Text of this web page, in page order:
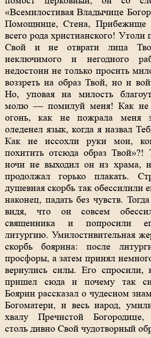
«Всемилостивая Владычице
Помощнице, Стена, Прибежище
всего рода христианского! Утоли
Свой и не отврати лица
неключимого и негодного
недостоин не только просить
воззреть на образ Твой, но и
Но, уповая на милость
молю — помилуй меня! Как не
огонь, как не пожрала меня
оледенел язык, когда я назвал
Как не иссохли руки мои,
похитить отсюда образ
ночи не выходил он из храма,
продолжал горько плакать.
душевная скорбь так обессилили
наконец, падать без чувств.
видя, что он совсем
священника и попросили
литургию. Умилостивительная
скорбь боярина: после
просфоры, а затем принял
вернулись силы. Его спросили,
пришел сюда и почему так
Боярин рассказал о чудесном
Богоматери, и весь народ,
хвалу Пречистой Богородице,
столь дивно Свой чудотворный